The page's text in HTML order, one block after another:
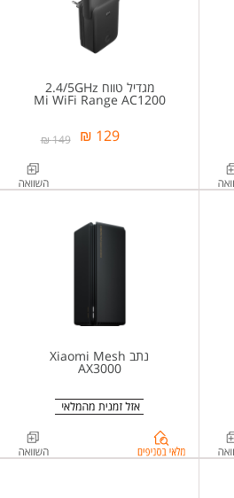
מגדיל טווח 2.4/5GHz
Mi WiFi Range AC1200
129 ₪
149 ₪
נתב Xiaomi Mesh
AX3000
מלאי